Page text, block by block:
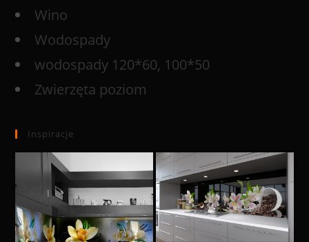
Wino
Wodospady
wodospady 120*60, 100*50
Zwierzęta poziom
Inspiracje